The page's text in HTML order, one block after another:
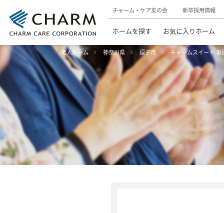
チャーム・ケア友の会 新卒採用情報
ホームを探す お気に入りホーム
老人ホーム 神奈川県 逗子市 チャームスイート 東